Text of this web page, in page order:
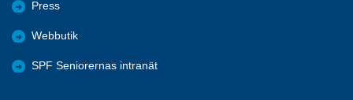
Press
Webbutik
SPF Seniorernas intranät